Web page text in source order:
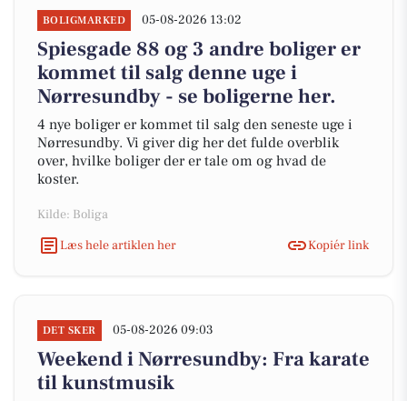
BOLIGMARKED 05-08-2026 13:02
Spiesgade 88 og 3 andre boliger er
kommet til salg denne uge i
Nørresundby - se boligerne her.
4 nye boliger er kommet til salg den seneste uge i
Nørresundby. Vi giver dig her det fulde overblik
over, hvilke boliger der er tale om og hvad de
koster.
Kilde: Boliga
Læs hele artiklen her
Kopiér link
DET SKER 05-08-2026 09:03
Weekend i Nørresundby: Fra karate
til kunstmusik